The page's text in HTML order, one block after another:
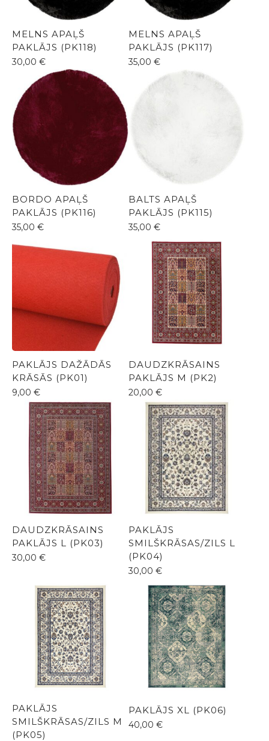
MELNS APAĻŠ
PAKLĀJS (PK118)
30,00 €
MELNS APAĻŠ
PAKLĀJS (PK117)
35,00 €
BORDO APAĻŠ
PAKLĀJS (PK116)
35,00 €
BALTS APAĻŠ
PAKLĀJS (PK115)
35,00 €
PAKLĀJS DAŽĀDĀS
KRĀSĀS (PK01)
9,00 €
DAUDZKRĀSAINS
PAKLĀJS M (PK2)
20,00 €
DAUDZKRĀSAINS
PAKLĀJS L (PK03)
30,00 €
PAKLĀJS
SMILŠKRĀSAS/ZILS L
(PK04)
30,00 €
PAKLĀJS
SMILŠKRĀSAS/ZILS M
(PK05)
PAKLĀJS XL (PK06)
40,00 €